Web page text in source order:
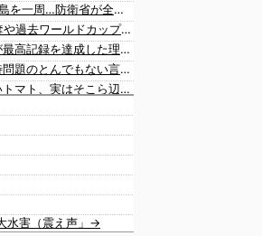
中国とロシア海軍艦艇4隻が日本列島を一周…防衛省が全航路を公開！
韓国人「韓国に10年間の出場権剥奪や過去ワールドカップ、オリンピック予選の記録削除を要求するFIFA公式制裁を海外メディアが報道！」
韓国人「韓国人の日本への好感度が最高記録を達成した理由」
韓国人「韓国サッカー協会の性接待問題のとんでもない言い訳がこちら…」→「もはや自白だろこれ…（ﾌﾞﾙﾌﾞﾙ」＝韓国の反応
韓国が独自開発したと自慢する甘いトマト、実はそこら辺のトマトに砂糖水を注入していただけなのが判明して大問題にw
水害（震え声」→